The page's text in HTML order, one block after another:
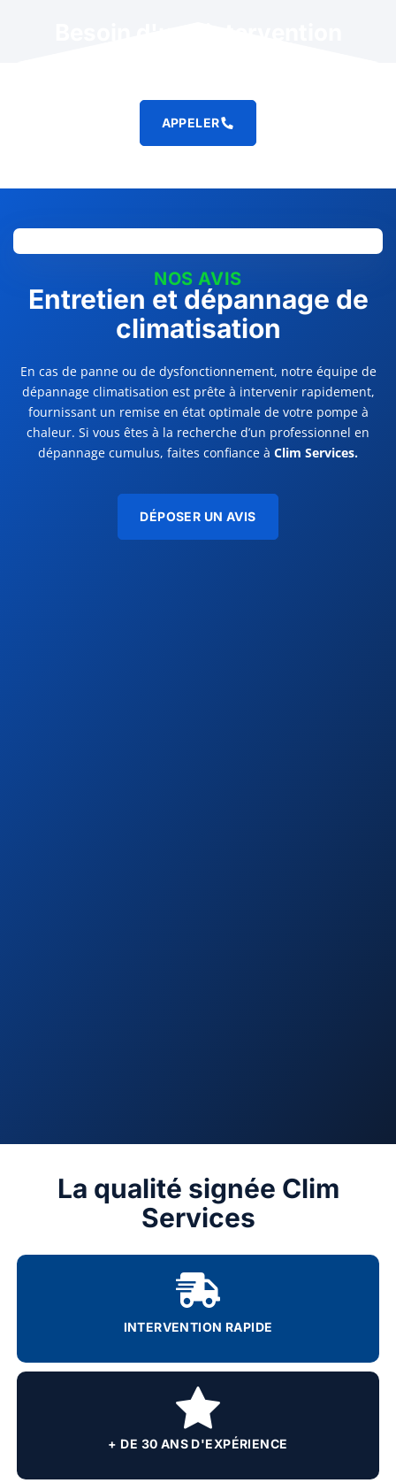
APPELER
NOS AVIS
Entretien et dépannage de
climatisation
En cas de panne ou de dysfonctionnement, notre équipe de
dépannage climatisation est prête à intervenir rapidement,
fournissant un remise en état optimale de votre pompe à
chaleur. Si vous êtes à la recherche d’un professionnel en
dépannage cumulus, faites confiance à Clim Services.
DÉPOSER UN AVIS
La qualité signée Clim
Services
INTERVENTION RAPIDE
+ DE 30 ANS D'EXPÉRIENCE